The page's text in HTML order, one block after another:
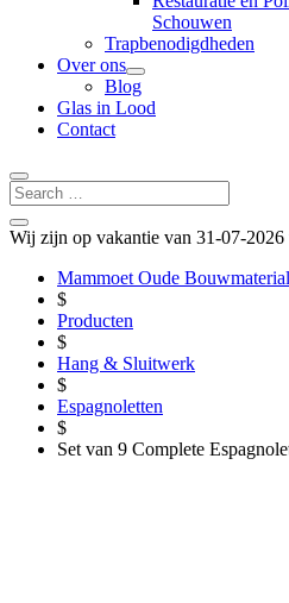
Schouwen
Trapbenodigdheden
Over ons
Blog
Glas in Lood
Contact
Wij zijn op vakantie van 31-07-
Mammoet Oude
$
Producten
$
Hang & Sluitwerk
$
Espagnoletten
$
Set van 9 Complete